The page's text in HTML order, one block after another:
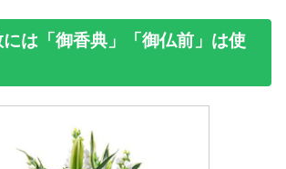
は「御香典」「御仏前」は使